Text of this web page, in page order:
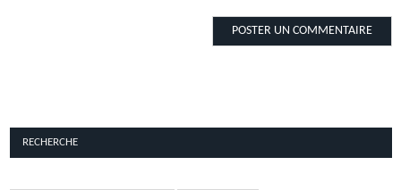
RECHERCHE